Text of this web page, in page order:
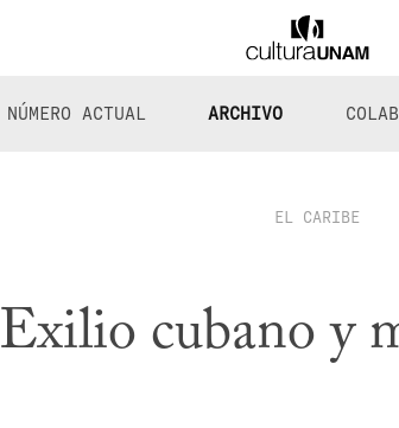
NÚMERO ACTUAL ARCHIVO
EL CARIBE
Exilio cubano y